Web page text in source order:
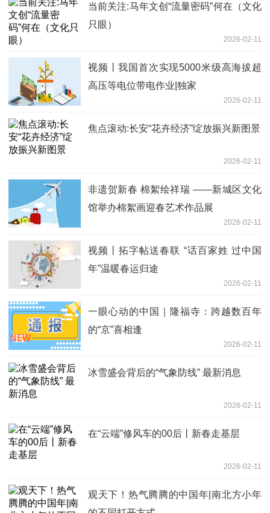
当前关注:马年文创“流量密码”何在（文化
只眼）
2026-02-11
视频丨我国首次实现5000米级高海拔超
高压等电位带电作业|独家
2026-02-11
焦点滚动:长安“花卉经济”绽放振兴新图景
2026-02-11
非遗贺新春 棉絮绘祥瑞 ——新城区文化
馆举办棉絮画迎春艺术作品展
2026-02-11
视频丨拓字帖送春联 “话百家姓 过中国
年”温暖春运归途
2026-02-11
一眼心动的中国｜隆福寺：跨越数百年
的“京”喜相逢
2026-02-11
冰雪盛会背后的“气象防线” 最新消息
2026-02-11
在“云端”修风车的00后丨新春走基层
2026-02-11
观天下！热气腾腾的中国年|南北方小年